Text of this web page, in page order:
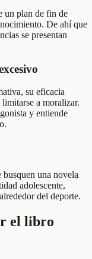
un plan de fin de
De ahí que
se presentan
su eficacia
a moralizar.
y entiende
busquen una novela
adolescente,
del deporte.
el libro